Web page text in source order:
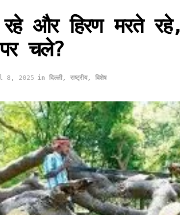
और हिरण मरते
चले?
8, 2025 in दिल्ली, राष्ट्रीय, विशेष